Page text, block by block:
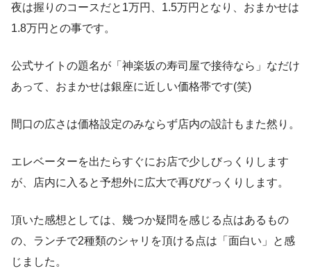
夜は握りのコースだと1万円、1.5万円となり、おまかせは
1.8万円との事です。
公式サイトの題名が「神楽坂の寿司屋で接待なら」なだけ
あって、おまかせは銀座に近しい価格帯です(笑)
間口の広さは価格設定のみならず店内の設計もまた然り。
エレベーターを出たらすぐにお店で少しびっくりします
が、店内に入ると予想外に広大で再びびっくりします。
頂いた感想としては、幾つか疑問を感じる点はあるもの
の、ランチで2種類のシャリを頂ける点は「面白い」と感
じました。